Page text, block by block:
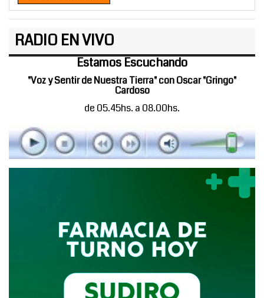
RADIO EN VIVO
Estamos Escuchando
"Voz y Sentir de Nuestra Tierra" con Oscar "Gringo"
Cardoso
de 05.45hs. a 08.00hs.